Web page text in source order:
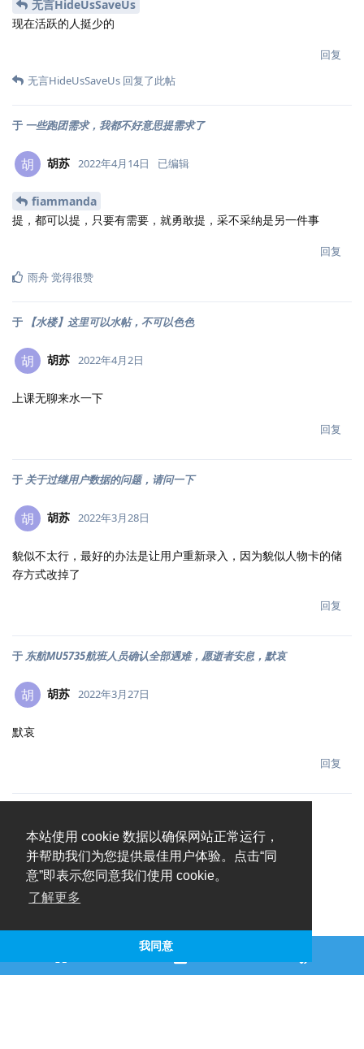
本站使用 cookie 数据以确保网站正常运行，
并帮助我们为您提供最佳用户体验。点击“同
意”即表示您同意我们使用 cookie。
了解更多
我同意
无言HideUsSaveUs
现在活跃的人挺少的
回复
无言HideUsSaveUs 回复了此帖
于 一些跑团需求，我都不好意思提需求了
胡 胡苏 2022年4月14日 已编辑
fiammanda
提，都可以提，只要有需要，就勇敢提，采不采纳是另一件事
回复
雨舟觉得很赞
于 【水楼】这里可以水帖，不可以色色
胡 胡苏 2022年4月2日
上课无聊来水一下
回复
于 关于过继用户数据的问题，请问一下
胡 胡苏 2022年3月28日
貌似不太行，最好的办法是让用户重新录入，因为貌似人物卡的储
存方式改掉了
回复
于东航MU5735航班人员确认全部遇难，愿逝者安息，默哀
胡 胡苏 2022年3月27日
默哀
回复